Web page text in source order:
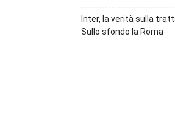
Inter, la verità sulla
Sullo sfondo la Roma